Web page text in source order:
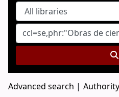
Advanced search